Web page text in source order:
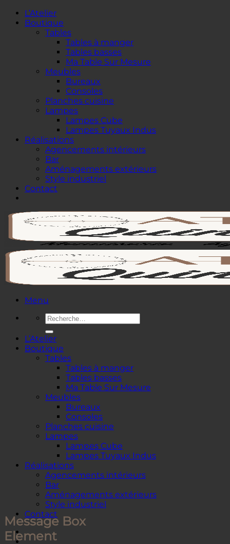
Passer
contenu
L’Atelier
Boutique
Tables
Tables à manger
Tables basses
Ma Table Sur Mesure
Meubles
Bureaux
Consoles
Planches cuisine
Lampes
Lampes Cube
Lampes Tuyaux Indus
Réalisations
Agencements intérieurs
Bar
Aménagements extérieurs
Style industriel
Contact
Menu
Recherche
pour :
L’Atelier
Boutique
Tables
Tables à manger
Tables basses
Ma Table Sur Mesure
Meubles
Bureaux
Consoles
Planches cuisine
Lampes
Lampes Cube
Lampes Tuyaux Indus
Réalisations
Agencements intérieurs
Bar
Aménagements extérieurs
Style industriel
Contact
Message Box
Element